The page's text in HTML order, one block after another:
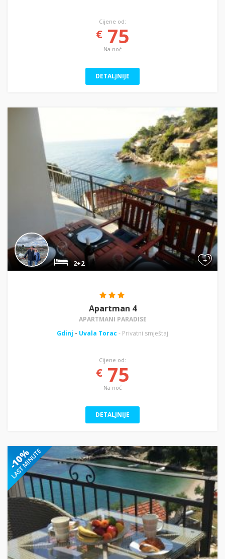
Cijene od:
€75
Na noć
DETALJNIJE
+
2+2
Apartman 4
APARTMANI PARADISE
Gdinj - Uvala Torac - Privatni smještaj
Cijene od:
€75
Na noć
DETALJNIJE